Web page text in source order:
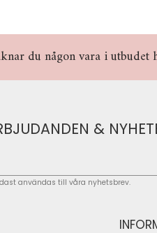
du någon vara i
&
användas till våra nyhetsbrev.